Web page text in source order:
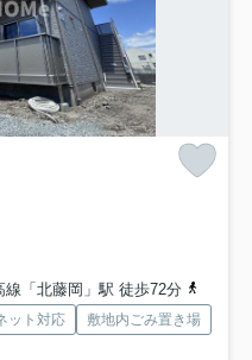
線「北藤岡」駅 徒歩72分
ット対応
敷地内ごみ置き場